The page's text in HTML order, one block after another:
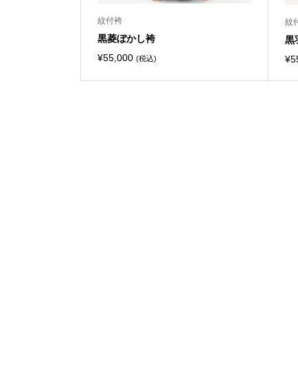
紋付袴
黒菱ぼかし袴
¥55,000 (税込)
紋
黒
¥